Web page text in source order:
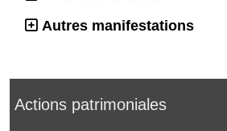
Autres manifestations
Actions patrimoniales